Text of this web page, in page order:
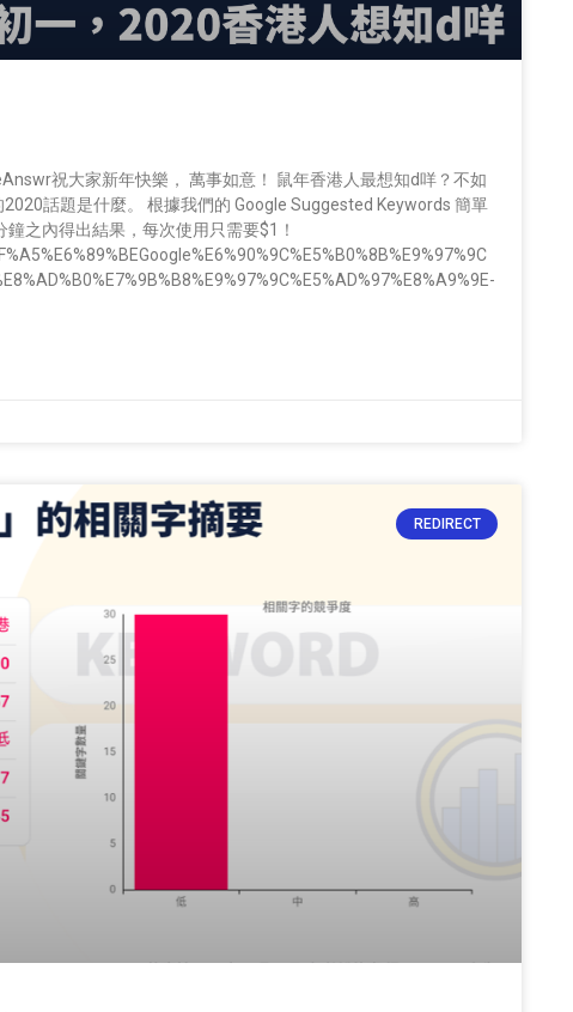
祝大家新年快樂， 萬事如意！ 鼠年香港人最想知d咩？不如
話題是什麼。 根據我們的 Google Suggested Keywords 簡單
之內得出結果，每次使用只需要$1！
REDIRECT